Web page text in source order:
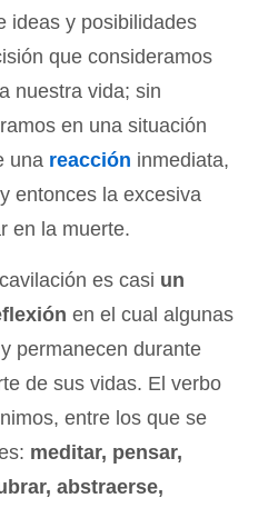
ideas y posibilidades
que consideramos
nuestra vida; sin
en una situación
una reacción inmediata,
entonces la excesiva
en la muerte.
es casi un
en el cual algunas
permanecen durante
de sus vidas. El verbo
entre los que se
meditar, pensar,
abstraerse,